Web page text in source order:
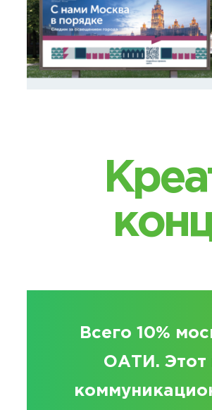
Всего 10%
ОАТИ. Этот